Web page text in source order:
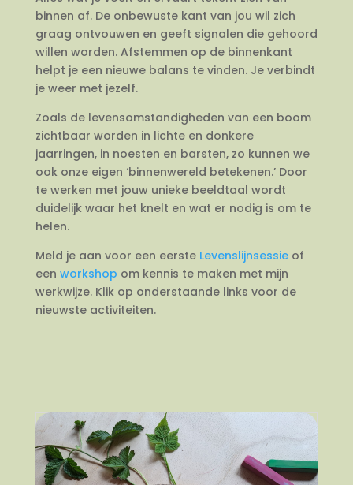
binnen af. De onbewuste kant van jou wil zich
graag ontvouwen en geeft signalen die gehoord
willen worden. Afstemmen op de binnenkant
helpt je een nieuwe balans te vinden. Je verbindt
je weer met jezelf.
Zoals de levensomstandigheden van een boom
zichtbaar worden in lichte en donkere
jaarringen, in noesten en barsten, zo kunnen we
ook onze eigen ‘binnenwereld betekenen.’ Door
te werken met jouw unieke beeldtaal wordt
duidelijk waar het knelt en wat er nodig is om te
helen.
Meld je aan voor een eerste Levenslijnsessieof
een workshop om kennis te maken met mijn
werkwijze. Klik op onderstaande links voor de
nieuwste activiteiten.